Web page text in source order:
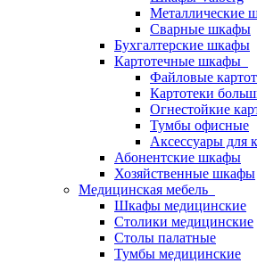
Металлические
Сварные шкафы
Бухгалтерские шкафы
Картотечные шкафы
Файловые
Картотеки
Огнестойкие
Тумбы офисные
Аксессуары для
Абонентские шкафы
Хозяйственные шкафы
Медицинская мебель
Шкафы медицинские
Столики медицинские
Столы палатные
Тумбы медицинские